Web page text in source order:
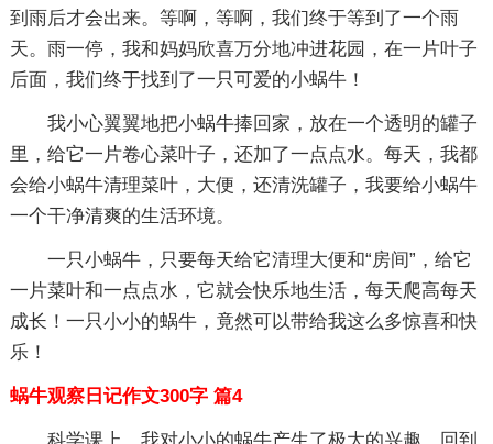
到雨后才会出来。等啊，等啊，我们终于等到了一个雨
天。雨一停，我和妈妈欣喜万分地冲进花园，在一片叶子
后面，我们终于找到了一只可爱的小蜗牛！
我小心翼翼地把小蜗牛捧回家，放在一个透明的罐子
里，给它一片卷心菜叶子，还加了一点点水。每天，我都
会给小蜗牛清理菜叶，大便，还清洗罐子，我要给小蜗牛
一个干净清爽的生活环境。
一只小蜗牛，只要每天给它清理大便和“房间”，给它
一片菜叶和一点点水，它就会快乐地生活，每天爬高每天
成长！一只小小的蜗牛，竟然可以带给我这么多惊喜和快
乐！
蜗牛观察日记作文300字 篇4